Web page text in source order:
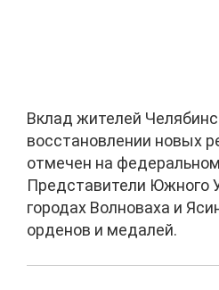
Вклад жителей
восстановлении новых
отмечен на
Представители Южного
городах Волноваха и
орденов и медалей.